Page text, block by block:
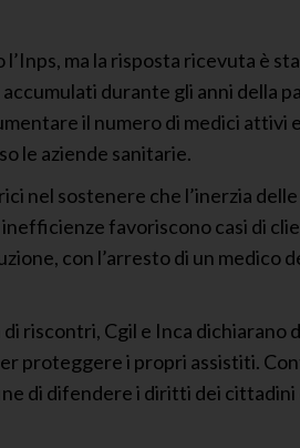
l’Inps, ma la risposta ricevuta è
durante gli anni della
il numero di medici attivi
le aziende sanitarie.
nel sostenere che l’inerzia
favoriscono casi di
con l’arresto di un medico
di riscontri, Cgil e Inca
proteggere i propri assistiti.
di difendere i diritti dei